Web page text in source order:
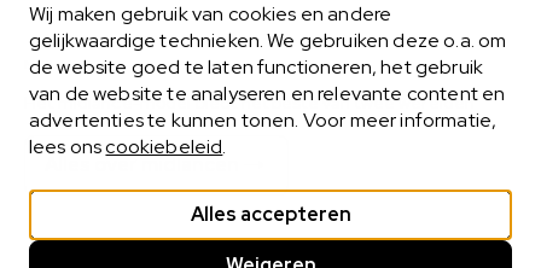
Wij maken gebruik van cookies en andere
gelijkwaardige technieken. We gebruiken deze o.a. om
de website goed te laten functioneren, het gebruik
van de website te analyseren en relevante content en
advertenties te kunnen tonen. Voor meer informatie,
lees onscookiebeleid.
Alles accepteren
MIDLANCEN
Het midlance-model biedt het beste van twee werelden